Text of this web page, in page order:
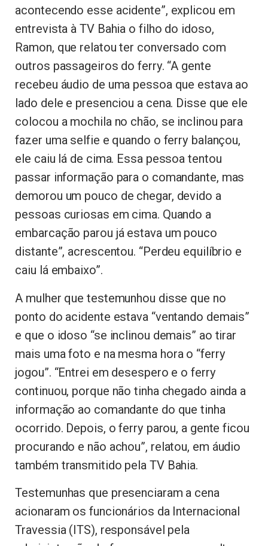
acontecendo esse acidente”, explicou em
entrevista à TV Bahia o filho do idoso,
Ramon, que relatou ter conversado com
outros passageiros do ferry. “A gente
recebeu áudio de uma pessoa que estava ao
lado dele e presenciou a cena. Disse que ele
colocou a mochila no chão, se inclinou para
fazer uma selfie e quando o ferry balançou,
ele caiu lá de cima. Essa pessoa tentou
passar informação para o comandante, mas
demorou um pouco de chegar, devido a
pessoas curiosas em cima. Quando a
embarcação parou já estava um pouco
distante”, acrescentou. “Perdeu equilíbrio e
caiu lá embaixo”.
A mulher que testemunhou disse que no
ponto do acidente estava “ventando demais”
e que o idoso “se inclinou demais” ao tirar
mais uma foto e na mesma hora o “ferry
jogou”. “Entrei em desespero e o ferry
continuou, porque não tinha chegado ainda a
informação ao comandante do que tinha
ocorrido. Depois, o ferry parou, a gente ficou
procurando e não achou”, relatou, em áudio
também transmitido pela TV Bahia.
Testemunhas que presenciaram a cena
acionaram os funcionários da Internacional
Travessia (ITS), responsável pela